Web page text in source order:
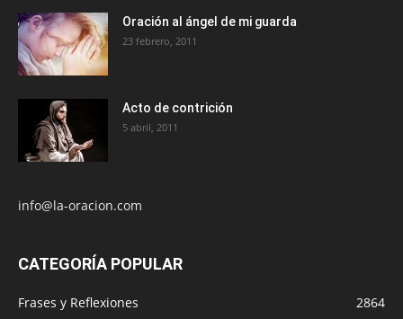
Oración al ángel de mi guarda
23 febrero, 2011
Acto de contrición
5 abril, 2011
info@la-oracion.com
CATEGORÍA POPULAR
Frases y Reflexiones
2864